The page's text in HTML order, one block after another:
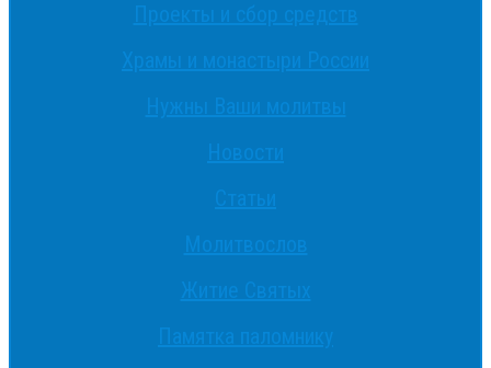
Проекты и сбор средств
Храмы и монастыри России
Нужны Ваши молитвы
Новости
Статьи
Молитвослов
Житие Святых
Памятка паломнику